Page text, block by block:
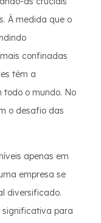
À medida que o
confinadas
têm a
todo o mundo. No
o desafio das
apenas em
empresa se
diversificado.
significativa para